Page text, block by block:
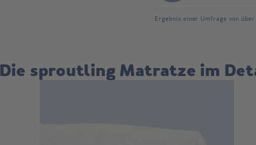
Ergebnis einer Umfrage von
Die sproutling Matratze im